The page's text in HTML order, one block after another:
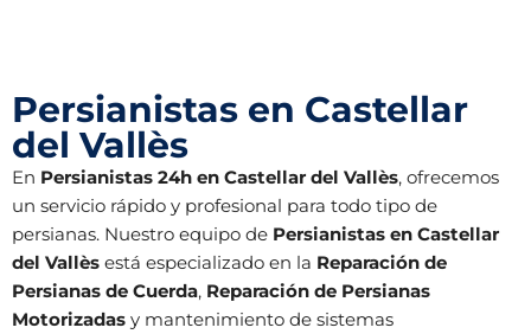
Persianistas en Castellar
del Vallès
En Persianistas 24h en Castellar del Vallès, ofrecemos
un servicio rápido y profesional para todo tipo de
persianas. Nuestro equipo de Persianistas en Castellar
del Vallès está especializado en la Reparación de
Persianas de Cuerda, Reparación de Persianas
Motorizadas y mantenimiento de sistemas